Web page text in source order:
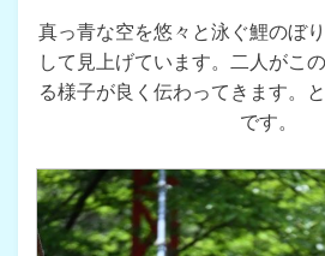
真っ青な空を悠々と泳ぐ鯉のぼ
して見上げています。二人がこ
る様子が良く伝わってきます。
です。